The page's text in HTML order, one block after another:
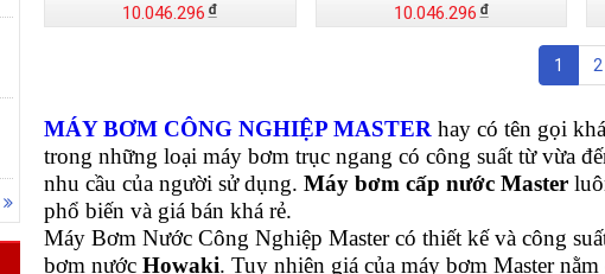
10.046.296
10.046.296
1 2
MÁY BƠM CÔNG NGHIỆP MASTER hay có tên gọi
trong những loại máy bơm trục ngang có công suất từ vừa
nhu cầu của người sử dụng. Máy bơm cấp nước Master
phổ biến và giá bán khá rẻ.
Máy Bơm Nước Công Nghiệp Master có thiết kế và công
bơm nước Howaki. Tuy nhiên giá của máy bơm Master